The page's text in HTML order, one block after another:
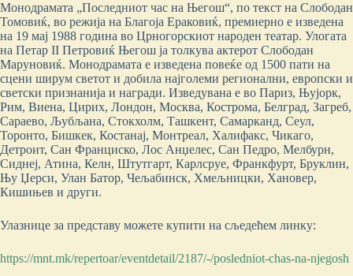
Монодрамата „Последниот час на Његош“, по текст на Слободан
Томовиќ, во режија на Благоја Ераковиќ, премиерно е изведена
на 19 мај 1988 година во Црногорскиот народен театар. Улогата
на Петар II Петровиќ Његош ја толкува актерот Слободан
Маруновиќ. Монодрамата е изведена повеќе од 1500 пати на
сцени ширум светот и добила најголеми регионални, европски и
светски признанија и награди. Изведувана е во Париз, Њујорк,
Рим, Виена, Цирих, Лондон, Москва, Кострома, Белград, Загреб,
Сараево, Љубљана, Стокхолм, Ташкент, Самарканд, Сеул,
Торонто, Бишкек, Костанaј, Монтреал, Халифакс, Чикаго,
Детроит, Сан Франциско, Лос Анџелес, Сан Педро, Мелбурн,
Сиднеј, Атина, Келн, Штутгарт, Карлсруе, Франкфурт, Бруклин,
Њу Џерси, Улан Батор, Чељабинск, Хмељницки, Хановер,
Кишињев и други.
Улазнице за представу можете купити на сљедећем линку:
https://mnt.mk/repertoar/eventdetail/2187/-/posledniot-chas-na-njegosh